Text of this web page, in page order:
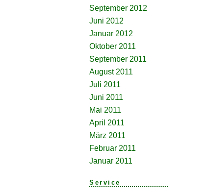
September 2012
Juni 2012
Januar 2012
Oktober 2011
September 2011
August 2011
Juli 2011
Juni 2011
Mai 2011
April 2011
März 2011
Februar 2011
Januar 2011
Service